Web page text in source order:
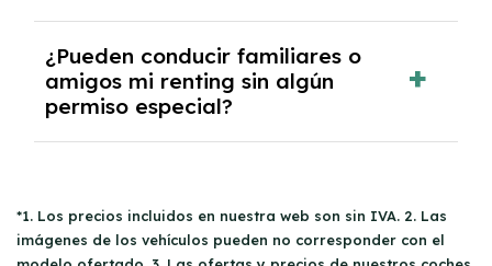
adicionales.
kilómetros de los pactados, se te reembolsará
la parte proporcional.
Las empresas que deseen solicitar un
en Mallorcadeben presentar la siguiente
documentación: CIF de la empresa, DNI del
año en curso, acta de titularidad real,
escritura de constitución y poderes de la
¿Pueden conducir familiares o
amigos mi renting sin algún
permiso especial?
carné de conducir válido. No hay restricciones
específicas sobre quién puede utilizar el
*1. Los precios incluidos en nuestra web son sin IVA. 2. Las
imágenes de los vehículos pueden no corresponder con el